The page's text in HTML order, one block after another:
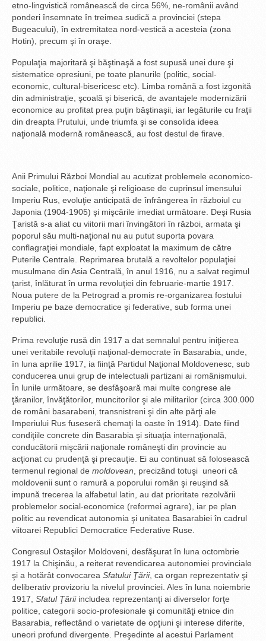
etno-lingvistică românească de circa 56%, ne-românii având
ponderi însemnate în treimea sudică a provinciei (stepa
Bugeacului), în extremitatea nord-vestică a acesteia (zona
Hotin), precum şi în oraşe.
Populaţia majoritară şi băştinaşă a fost supusă unei dure şi
sistematice opresiuni, pe toate planurile (politic, social-
economic, cultural-bisericesc etc). Limba română a fost izgonită
din administraţie, şcoală şi biserică, de avantajele modernizării
economice au profitat prea puţin băştinaşii, iar legăturile cu fraţii
din dreapta Prutului, unde triumfa şi se consolida ideea
naţională modernă românească, au fost destul de firave.
Anii Primului Război Mondial au acutizat problemele economico-
sociale, politice, naţionale şi religioase de cuprinsul imensului
Imperiu Rus, evoluţie anticipată de înfrângerea în războiul cu
Japonia (1904-1905) şi mişcările imediat următoare. Deşi Rusia
Ţaristă s-a aliat cu viitorii mari învingători în război, armata şi
poporul său multi-naţional nu au putut suporta povara
conflagraţiei mondiale, fapt exploatat la maximum de către
Puterile Centrale. Reprimarea brutală a revoltelor populaţiei
musulmane din Asia Centrală, în anul 1916, nu a salvat regimul
ţarist, înlăturat în urma revoluţiei din februarie-martie 1917.
Noua putere de la Petrograd a promis re-organizarea fostului
Imperiu pe baze democratice şi federative, sub forma unei
republici.
Prima revoluţie rusă din 1917 a dat semnalul pentru iniţierea
unei veritabile revoluţii naţional-democrate în Basarabia, unde,
în luna aprilie 1917, ia fiinţă Partidul Naţional Moldovenesc, sub
conducerea unui grup de intelectuali partizani ai românismului.
În lunile următoare, se desfăşoară mai multe congrese ale
ţăranilor, învăţătorilor, muncitorilor şi ale militarilor (circa 300.000
de români basarabeni, transnistreni şi din alte părţi ale
Imperiului Rus fuseseră chemaţi la oaste în 1914). Date fiind
condiţiile concrete din Basarabia şi situaţia internaţională,
conducătorii mişcării naţionale româneşti din provincie au
acţionat cu prudenţă şi precauţie. Ei au continuat să folosească
termenul regional de moldovean , precizând totuşi uneori că
moldovenii sunt o ramură a poporului român şi reuşind să
impună trecerea la alfabetul latin, au dat prioritate rezolvării
problemelor social-economice (reformei agrare), iar pe plan
politic au revendicat autonomia şi unitatea Basarabiei în cadrul
viitoarei Republici Democratice Federative Ruse.
Congresul Ostaşilor Moldoveni, desfăşurat în luna octombrie
1917 la Chişinău, a reiterat revendicarea autonomiei provinciale
şi a hotărât convocarea Sfatului Ţării, ca organ reprezentativ şi
deliberativ provizoriu la nivelul provinciei. Ales în luna noiembrie
1917, Sfatul Ţăriiincludea reprezentanţi ai diverselor forţe
politice, categorii socio-profesionale şi comunităţi etnice din
Basarabia, reflectând o varietate de opţiuni şi interese diferite,
uneori profund divergente. Preşedinte al acestui Parlament